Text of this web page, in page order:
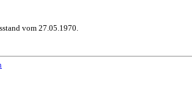
vom 27.05.1970.